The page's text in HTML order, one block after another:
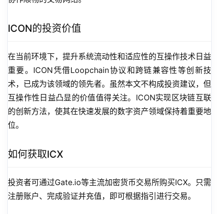
ICON的投资价值
在当前环境下，提升系统流动性和适应性的互操作技术日益
重要。ICON凭借Loopchain协议和跨链兼容性等创新技
术，已成为该领域的领先者。虽然本文不构成投资建议，但
互操作性日益凸显的价值值得关注。ICON实现区块链互联
的创新方法，使其在快速发展的数字资产领域保持着重要地
位。
如何获取ICX
投资者可通过Gate.io等主流加密货币交易所购买ICX。只需
注册账户、完成验证并充值，即可根据指引进行交易。